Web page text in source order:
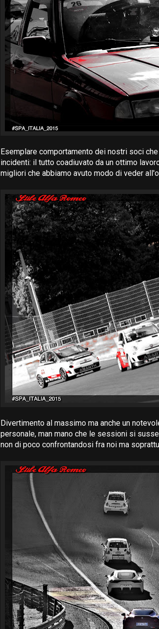
Esemplare comportamento dei nostri soci
incidenti: il tutto coadiuvato da un ottimo
migliori che abbiamo avuto modo di veder
Divertimento al massimo ma anche un
personale, man mano che le sessioni si
non di poco confrontandosi fra noi ma